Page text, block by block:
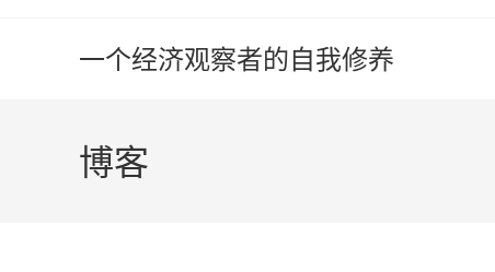
一个经济观察者的自我修养
博客